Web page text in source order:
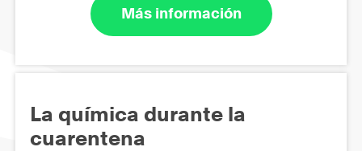
Más información
La química durante la
cuarentena